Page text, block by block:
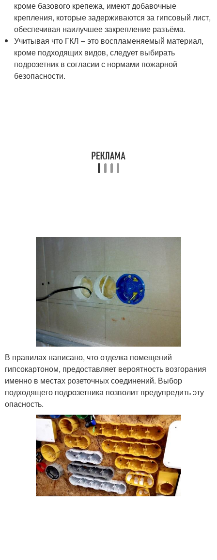
кроме базового крепежа, имеют добавочные
крепления, которые задерживаются за гипсовый лист,
обеспечивая наилучшее закрепление разъёма.
Учитывая что ГКЛ – это воспламеняемый материал,
кроме подходящих видов, следует выбирать
подрозетник в согласии с нормами пожарной
безопасности.
В правилах написано, что отделка помещений
гипсокартоном, предоставляет вероятность возгорания
именно в местах розеточных соединений. Выбор
подходящего подрозетника позволит предупредить эту
опасность.